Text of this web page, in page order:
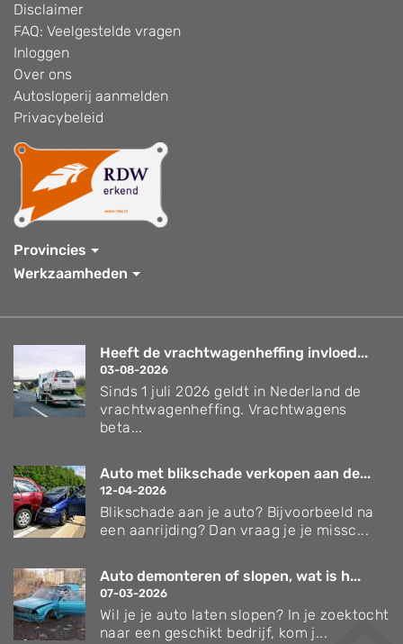
Disclaimer
FAQ: Veelgestelde vragen
Inloggen
Over ons
Autosloperij aanmelden
Privacybeleid
Provincies
Werkzaamheden
Heeft de vrachtwagenheffing invloed...
03-08-2026
Sinds 1 juli 2026 geldt in Nederland de
vrachtwagenheffing. Vrachtwagens
beta...
Auto met blikschade verkopen aan de...
12-04-2026
Blikschade aan je auto? Bijvoorbeeld na
een aanrijding? Dan vraag je je missc...
Auto demonteren of slopen, wat is h...
07-03-2026
Wil je je auto laten slopen? In je zoektocht
naar een geschikt bedrijf, kom j...